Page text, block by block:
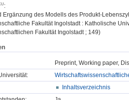
:
Ergänzung des Modells des Produkt-
Fakultät Ingolstadt : Katholische
Fakultät Ingolstadt ; 149)
Preprint, Working paper,
Inhaltsverzeichnis